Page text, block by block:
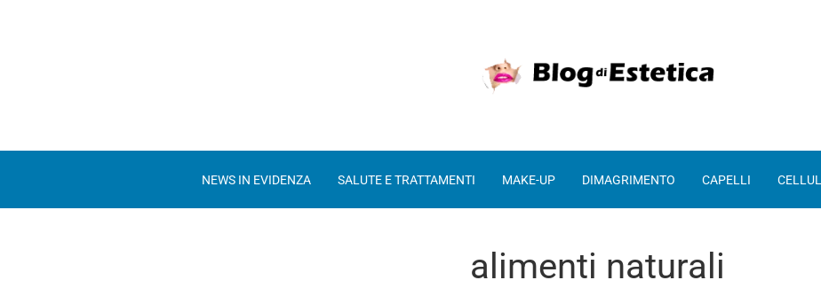
NEWS IN EVIDENZA SALUTE E TRATTAMENTI MAKE-UP DIMAGRIMENTO CAPELLI
alimenti naturali